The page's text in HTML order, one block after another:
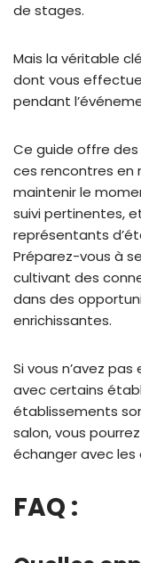
de stages.
Mais la véritable
dont vous
pendant
Ce guide offre
ces rencontres en
maintenir le
suivi pertinentes,
représentants
Préparez-vous à
cultivant des
dans des
enrichissantes.
Si vous n’avez
avec certains
établissements
salon, vous
échanger avec
FAQ :